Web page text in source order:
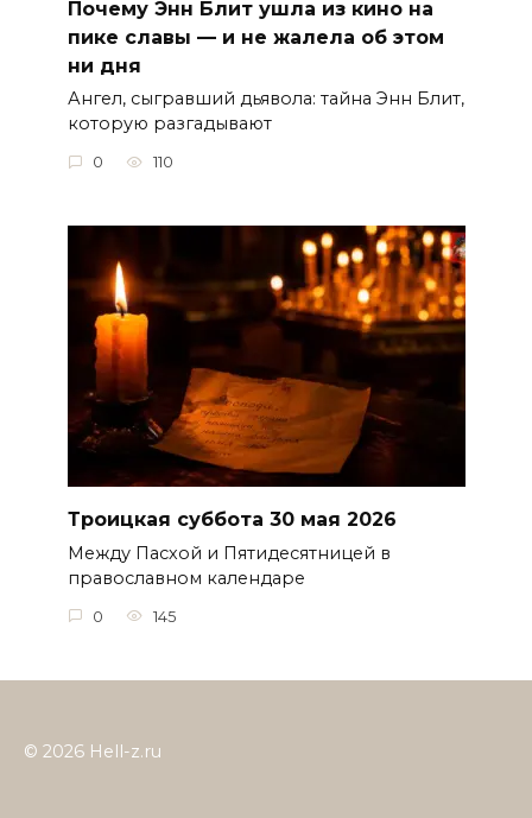
Почему Энн Блит ушла из кино на
пике славы — и не жалела об этом
ни дня
Ангел, сыгравший дьявола: тайна Энн Блит,
которую разгадывают
0 110
Троицкая суббота 30 мая 2026
Между Пасхой и Пятидесятницей в
православном календаре
0 145
© 2026 Hell-z.ru